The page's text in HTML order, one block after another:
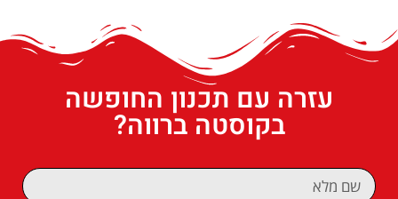
עזרה עם תכנון החופשה
בקוסטה ברווה?